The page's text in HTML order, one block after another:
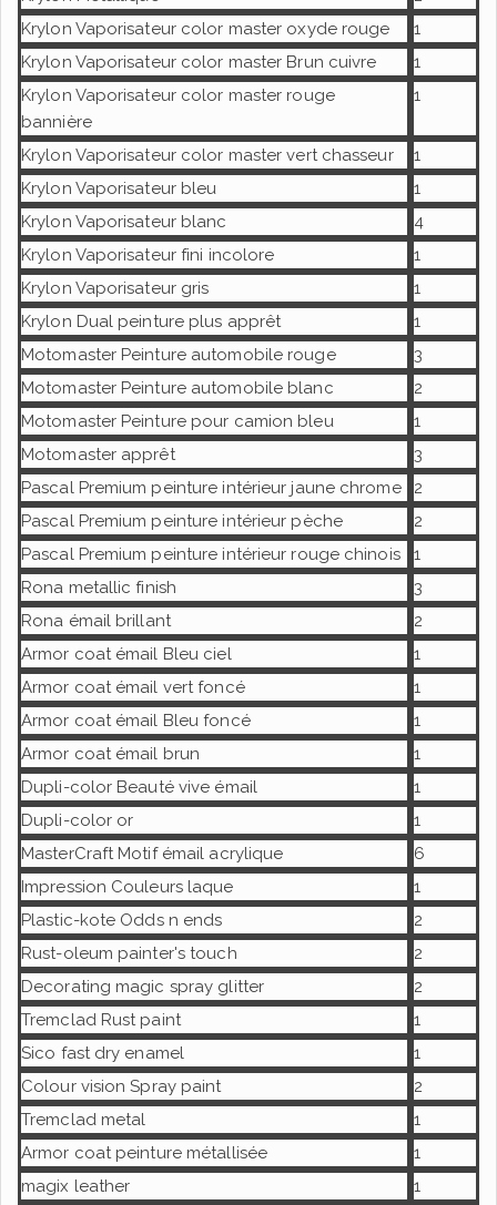
Krylon Vaporisateur color master oxyde rouge
1
Krylon Vaporisateur color master Brun cuivre
1
Krylon Vaporisateur color master rouge
bannière
1
Krylon Vaporisateur color master vert chasseur
1
Krylon Vaporisateur bleu
1
Krylon Vaporisateur blanc
4
Krylon Vaporisateur fini incolore
1
Krylon Vaporisateur gris
1
Krylon Dual peinture plus apprêt
1
Motomaster Peinture automobile rouge
3
Motomaster Peinture automobile blanc
2
Motomaster Peinture pour camion bleu
1
Motomaster apprêt
3
Pascal Premium peinture intérieur jaune chrome
2
Pascal Premium peinture intérieur pèche
2
Pascal Premium peinture intérieur rouge chinois
1
Rona metallic finish
3
Rona émail brillant
2
Armor coat émail Bleu ciel
1
Armor coat émail vert foncé
1
Armor coat émail Bleu foncé
1
Armor coat émail brun
1
Dupli-color Beauté vive émail
1
Dupli-color or
1
MasterCraft Motif émail acrylique
6
Impression Couleurs laque
1
Plastic-kote Odds n ends
2
Rust-oleum painter's touch
2
Decorating magic spray glitter
2
Tremclad Rust paint
1
Sico fast dry enamel
1
Colour vision Spray paint
2
Tremclad metal
1
Armor coat peinture métallisée
1
magix leather
1